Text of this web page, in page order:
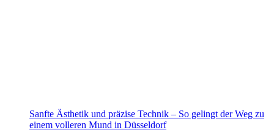
Sanfte Ästhetik und präzise Technik – So gelingt der Weg zu
einem volleren Mund in Düsseldorf